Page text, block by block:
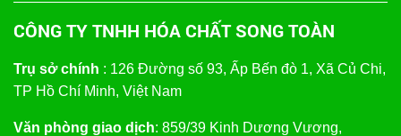
CÔNG TY TNHH HÓA CHẤT SONG TOÀN
Trụ sở chính : 126 Đường số 93, Ấp Bến đò 1, Xã Củ Chi,
TP Hồ Chí Minh, Việt Nam
Văn phòng giao dịch: 859/39 Kinh Dương Vương,